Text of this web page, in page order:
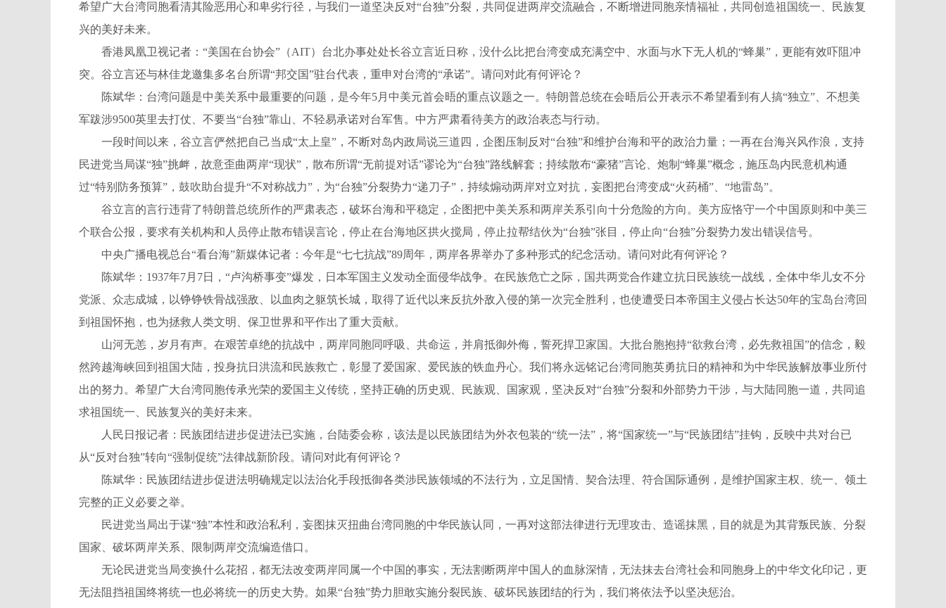
希望广大台湾同胞看清其险恶用心和卑劣行径，与我们一道坚决反对“台独”分裂，共同促进两岸交流融合，不断增进同胞亲情福祉，共同创造祖国统一、民族复
兴的美好未来。
香港凤凰卫视记者：“美国在台协会”（AIT）台北办事处处长谷立言近日称，没什么比把台湾变成充满空中、水面与水下无人机的“蜂巢”，更能有效吓阻冲
突。谷立言还与林佳龙邀集多名台所谓“邦交国”驻台代表，重申对台湾的“承诺”。请问对此有何评论？
陈斌华：台湾问题是中美关系中最重要的问题，是今年5月中美元首会晤的重点议题之一。特朗普总统在会晤后公开表示不希望看到有人搞“独立”、不想美
军跋涉9500英里去打仗、不要当“台独”靠山、不轻易承诺对台军售。中方严肃看待美方的政治表态与行动。
一段时间以来，谷立言俨然把自己当成“太上皇”，不断对岛内政局说三道四，企图压制反对“台独”和维护台海和平的政治力量；一再在台海兴风作浪，支持
民进党当局谋“独”挑衅，故意歪曲两岸“现状”，散布所谓“无前提对话”谬论为“台独”路线解套；持续散布“豪猪”言论、炮制“蜂巢”概念，施压岛内民意机构通
过“特别防务预算”，鼓吹助台提升“不对称战力”，为“台独”分裂势力“递刀子”，持续煽动两岸对立对抗，妄图把台湾变成“火药桶”、“地雷岛”。
谷立言的言行违背了特朗普总统所作的严肃表态，破坏台海和平稳定，企图把中美关系和两岸关系引向十分危险的方向。美方应恪守一个中国原则和中美三
个联合公报，要求有关机构和人员停止散布错误言论，停止在台海地区拱火搅局，停止拉帮结伙为“台独”张目，停止向“台独”分裂势力发出错误信号。
中央广播电视总台“看台海”新媒体记者：今年是“七七抗战”89周年，两岸各界举办了多种形式的纪念活动。请问对此有何评论？
陈斌华：1937年7月7日，“卢沟桥事变”爆发，日本军国主义发动全面侵华战争。在民族危亡之际，国共两党合作建立抗日民族统一战线，全体中华儿女不分
党派、众志成城，以铮铮铁骨战强敌、以血肉之躯筑长城，取得了近代以来反抗外敌入侵的第一次完全胜利，也使遭受日本帝国主义侵占长达50年的宝岛台湾回
到祖国怀抱，也为拯救人类文明、保卫世界和平作出了重大贡献。
山河无恙，岁月有声。在艰苦卓绝的抗战中，两岸同胞同呼吸、共命运，并肩抵御外侮，誓死捍卫家国。大批台胞抱持“欲救台湾，必先救祖国”的信念，毅
然跨越海峡回到祖国大陆，投身抗日洪流和民族救亡，彰显了爱国家、爱民族的铁血丹心。我们将永远铭记台湾同胞英勇抗日的精神和为中华民族解放事业所付
出的努力。希望广大台湾同胞传承光荣的爱国主义传统，坚持正确的历史观、民族观、国家观，坚决反对“台独”分裂和外部势力干涉，与大陆同胞一道，共同追
求祖国统一、民族复兴的美好未来。
人民日报记者：民族团结进步促进法已实施，台陆委会称，该法是以民族团结为外衣包装的“统一法”，将“国家统一”与“民族团结”挂钩，反映中共对台已
从“反对台独”转向“强制促统”法律战新阶段。请问对此有何评论？
陈斌华：民族团结进步促进法明确规定以法治化手段抵御各类涉民族领域的不法行为，立足国情、契合法理、符合国际通例，是维护国家主权、统一、领土
完整的正义必要之举。
民进党当局出于谋“独”本性和政治私利，妄图抹灭扭曲台湾同胞的中华民族认同，一再对这部法律进行无理攻击、造谣抹黑，目的就是为其背叛民族、分裂
国家、破坏两岸关系、限制两岸交流编造借口。
无论民进党当局变换什么花招，都无法改变两岸同属一个中国的事实，无法割断两岸中国人的血脉深情，无法抹去台湾社会和同胞身上的中华文化印记，更
无法阻挡祖国终将统一也必将统一的历史大势。如果“台独”势力胆敢实施分裂民族、破坏民族团结的行为，我们将依法予以坚决惩治。